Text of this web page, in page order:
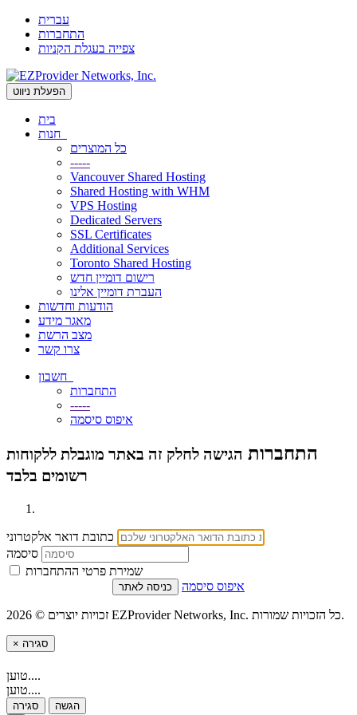
עברית
התחברות
צפייה בעגלת הקניות
הפעלת ניווט
בית
כל המוצרים
-----
Vancouver Shared Hosting
Shared Hosting with WHM
VPS Hosting
Dedicated Servers
SSL Certificates
Additional Services
Toronto Shared Hosting
רישום דומיין חדש
העברת דומיין אלינו
הודעות וחדשות
מאגר מידע
מצב הרשת
צרו קשר
התחברות
-----
איפוס סיסמה
התחברות הגישה לחלק זה באתר מוגבלת ללקוחות
רשומים בלבד
כתובת דואר אלקטרוני
סיסמה
שמירת פרטי ההתחברות
איפוס סיסמה
זכויות יוצרים © 2026 EZProvider Networks, Inc. כל הזכויות שמורות.
× סגירה
טוען....
טוען....
סגירה הגשה